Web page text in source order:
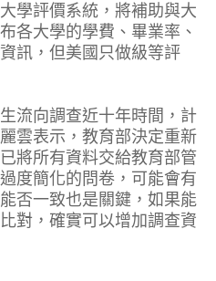
學評價系統，將補助與大
各大學的學費、畢業率、
訊，但美國只做級等評
流向調查近十年時間，計
雲表示，教育部決定重新
將所有資料交給教育部管
度簡化的問卷，可能會有
否一致也是關鍵，如果能
對，確實可以增加調查資